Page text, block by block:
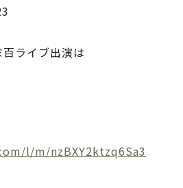
ライブ出演は
l/m/nzBXY2ktzq6Sa3